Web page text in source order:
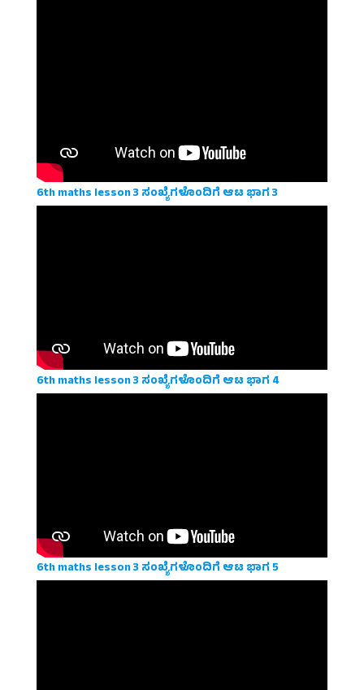
6th maths lesson 3 ಸಂಖ್ಯೆಗಳೊಂದಿಗೆ ಆಟ ಭಾಗ 3
6th maths lesson 3 ಸಂಖ್ಯೆಗಳೊಂದಿಗೆ ಆಟ ಭಾಗ 4
6th maths lesson 3 ಸಂಖ್ಯೆಗಳೊಂದಿಗೆ ಆಟ ಭಾಗ 5